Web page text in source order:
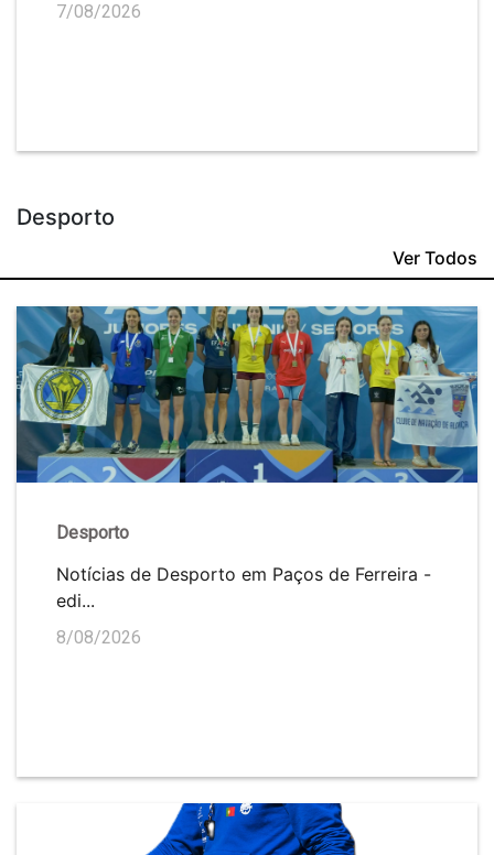
7/08/2026
Desporto
Ver Todos
Desporto
Notícias de Desporto em Paços de Ferreira -
edi...
8/08/2026